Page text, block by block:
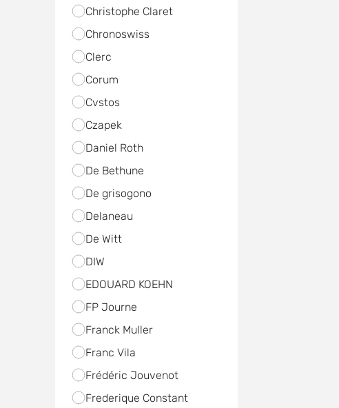
Christophe Claret
Chronoswiss
Clerc
Corum
Cvstos
Czapek
Daniel Roth
De Bethune
De grisogono
Delaneau
De Witt
DIW
EDOUARD KOEHN
FP Journe
Franck Muller
Franc Vila
Frédéric Jouvenot
Frederique Constant